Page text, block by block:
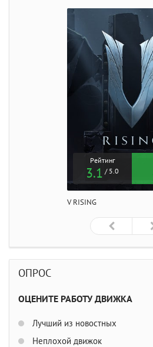
Рейтинг
3.1 / 5.0
V RISING
ОПРОС
ОЦЕНИТЕ РАБОТУ ДВИЖКА
Лучший из новостных
Неплохой движок